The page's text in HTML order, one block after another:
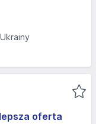
oferta